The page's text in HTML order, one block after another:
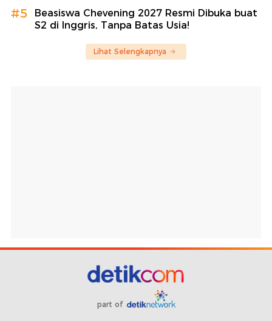
#5
Beasiswa Chevening 2027 Resmi Dibuka buat
S2 di Inggris, Tanpa Batas Usia!
Lihat Selengkapnya
part of